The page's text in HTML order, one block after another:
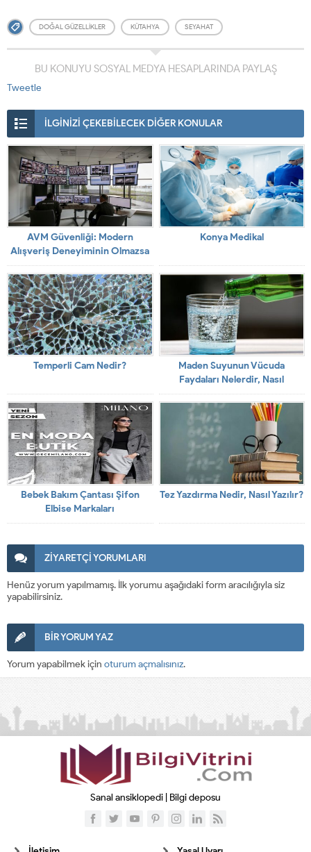
DOĞAL GÜZELLIKLER KÜTAHYA SEYAHAT
BU KONUYU SOSYAL MEDYA HESAPLARINDA PAYLAŞ
Tweetle
İLGİNİZİ ÇEKEBİLECEK DİĞER KONULAR
AVM Güvenliği: Modern
Alışveriş Deneyiminin Olmazsa
Olmazı
Konya Medikal
Temperli Cam Nedir?
Maden Suyunun Vücuda
Faydaları Nelerdir, Nasıl
Tüketilmelidir?
Bebek Bakım Çantası Şifon
Elbise Markaları
Tez Yazdırma Nedir, Nasıl Yazılır?
ZİYARETÇİ YORUMLARI
Henüz yorum yapılmamış. İlk yorumu aşağıdaki form aracılığıyla siz
yapabilirsiniz.
BİR YORUM YAZ
Yorum yapabilmek için oturum açmalısınız.
Sanal ansiklopedi | Bilgi deposu